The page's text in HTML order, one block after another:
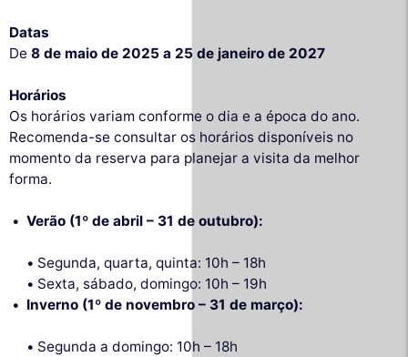
Datas
De 8 de maio de 2025 a 25 de janeiro de 2027
Horários
Os horários variam conforme o dia e a época do ano.
Recomenda-se consultar os horários disponíveis no
momento da reserva para planejar a visita da melhor
forma.
Verão (1º de abril – 31 de outubro):
Segunda, quarta, quinta: 10h – 18h
Sexta, sábado, domingo: 10h – 19h
Inverno (1º de novembro – 31 de março):
Segunda a domingo: 10h – 18h